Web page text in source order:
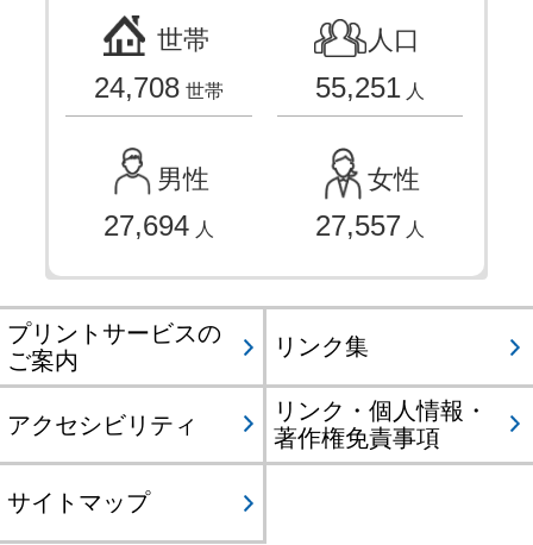
世帯
24,708 世帯
人口
55,251 人
男性
27,694 人
女性
27,557 人
プリントサービスの
ご案内
リンク集
アクセシビリティ
リンク・個人情報・
著作権免責事項
サイトマップ